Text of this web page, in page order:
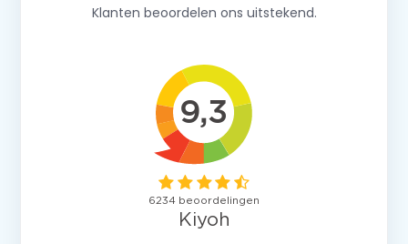
Klanten beoordelen ons uitstekend.